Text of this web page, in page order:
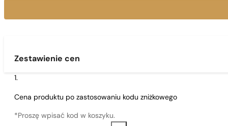
Zestawienie cen
Cena produktu po zastosowaniu kodu zniżkowego
*Proszę wpisać kod w koszyku.